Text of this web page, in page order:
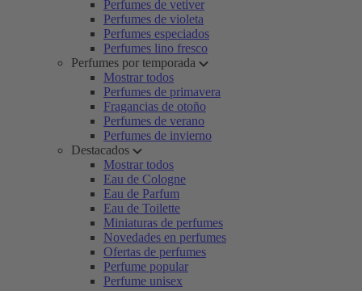
Perfumes de vetiver
Perfumes de violeta
Perfumes especiados
Perfumes lino fresco
Perfumes por temporada
Mostrar todos
Perfumes de primavera
Fragancias de otoño
Perfumes de verano
Perfumes de invierno
Destacados
Mostrar todos
Eau de Cologne
Eau de Parfum
Eau de Toilette
Miniaturas de perfumes
Novedades en perfumes
Ofertas de perfumes
Perfume popular
Perfume unisex